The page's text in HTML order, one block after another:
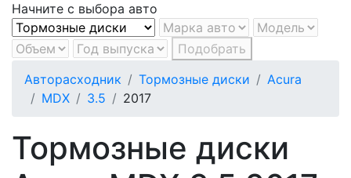
Начните с выбора авто
Подобрать
Авторасходник
Тормозные диски
Acura
MDX
3.5 2017
Тормозные диски